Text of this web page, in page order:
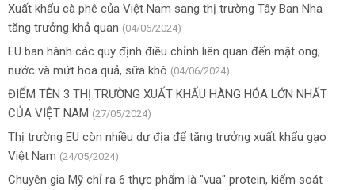
Xuất khẩu cà phê của Việt Nam sang thị trường Tây Ban Nha
tăng trưởng khả quan (04/06/2024)
EU ban hành các quy định điều chỉnh liên quan đến mật ong,
nước và mứt hoa quả, sữa khô (04/06/2024)
ĐIỂM TÊN 3 THỊ TRƯỜNG XUẤT KHẨU HÀNG HÓA LỚN NHẤT
CỦA VIỆT NAM (27/05/2024)
Thị trường EU còn nhiều dư địa để tăng trưởng xuất khẩu gạo
Việt Nam (24/05/2024)
Chuyên gia Mỹ chỉ ra 6 thực phẩm là "vua" protein, kiểm soát